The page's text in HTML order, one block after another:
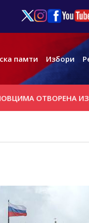
памти Избори
ОTВОРЕНА